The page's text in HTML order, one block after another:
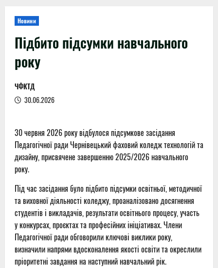
Новини
Підбито підсумки навчального
року
ЧФКТД
30.06.2026
30 червня 2026 року відбулося підсумкове засідання
Педагогічної ради Чернівецький фаховий коледж технологій та
дизайну, присвячене завершенню 2025/2026 навчального
року.
Під час засідання було підбито підсумки освітньої, методичної
та виховної діяльності коледжу, проаналізовано досягнення
студентів і викладачів, результати освітнього процесу, участь
у конкурсах, проєктах та професійних ініціативах. Члени
Педагогічної ради обговорили ключові виклики року,
визначили напрями вдосконалення якості освіти та окреслили
пріоритетні завдання на наступний навчальний рік.